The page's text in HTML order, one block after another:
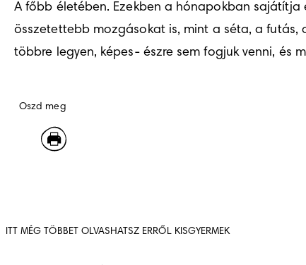
A főbb életében. Ezekben a hónapokban
összetettebb mozgásokat is, mint a séta, a futás,
többre legyen, képes- észre sem fogjuk venni, és
Oszd meg
ITT MÉG TÖBBET OLVASHATSZ ERRŐL KISGYERMEK